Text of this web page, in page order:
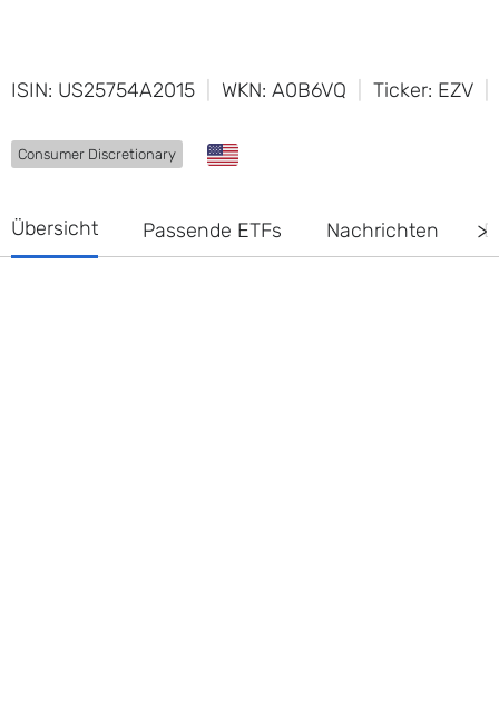
ISIN: US25754A2015 WKN: A0B6VQ Ticker: EZV
Consumer Discretionary
Übersicht Passende ETFs Nachrichten